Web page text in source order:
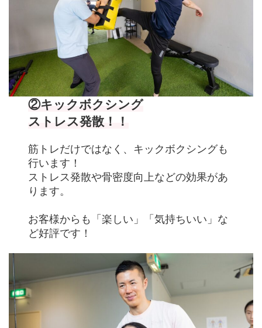
②キックボクシング
ストレス発散！！
筋トレだけではなく 、 キックボクシングも
行います！
ストレス発散や骨密度向上などの効果があ
ります。
お客様からも「楽しい」「気持ちいい」な
ど好評です！